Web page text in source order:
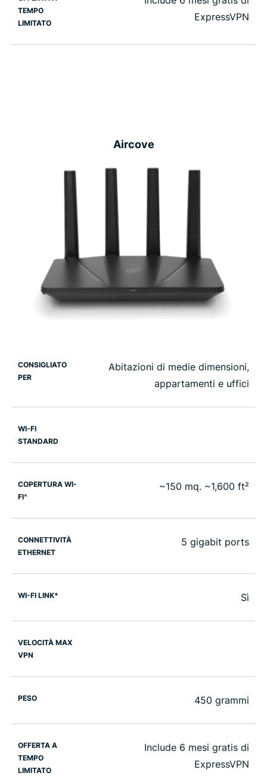
TEMPO
LIMITATO
ExpressVPN
Aircove
CONSIGLIATO
PER
Abitazioni di medie dimensioni,
appartamenti e uffici
WI-FI
STANDARD
COPERTURA WI-
FI^
~150 mq. ~1,600 ft²
CONNETTIVITÀ
ETHERNET
5 gigabit ports
WI-FI LINK* Sì
VELOCITÀ MAX
VPN
PESO 450 grammi
OFFERTA A
TEMPO
LIMITATO
Include 6 mesi gratis di
ExpressVPN